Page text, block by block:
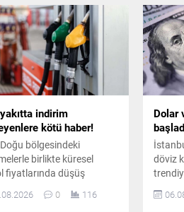
gördü.
indirim
kötü haber!
bölgesindeki
birlikte küresel
fiyatlarında düşüş
da iç piyasadaki
fiyatları aynı kaldı.
0 116
Dolar
döviz
avro